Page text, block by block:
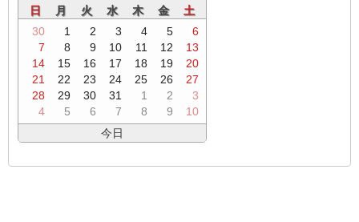
日
月 火 水 木 金
土
30
1 2 3 4 5
6
7
8 9 10 11 12
13
14
15 16 17 18 19
20
21
22 23 24 25 26
27
28
29 30 31 1 2
3
4
5 6 7 8 9
10
今日